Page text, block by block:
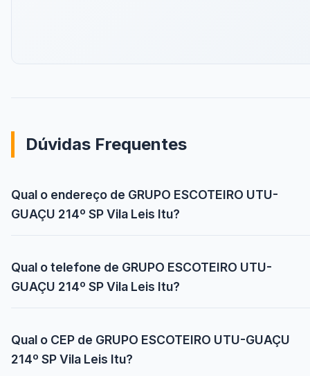
Dúvidas Frequentes
Qual o endereço de GRUPO ESCOTEIRO UTU-
GUAÇU 214º SP Vila Leis Itu?
Qual o telefone de GRUPO ESCOTEIRO UTU-
GUAÇU 214º SP Vila Leis Itu?
Qual o CEP de GRUPO ESCOTEIRO UTU-GUAÇU
214º SP Vila Leis Itu?